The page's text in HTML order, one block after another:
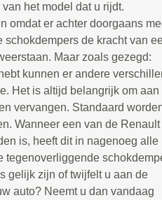
het model dat u rijdt.
omdat er achter doorgaans
schokdempers de kracht van
Maar zoals gezegd:
kunnen er andere
Het is altijd belangrijk om aan
vervangen. Standaard
Wanneer een van de Renault
is, heeft dit in nagenoeg alle
gelijk zijn of twijfelt u aan de
auto? Neemt u dan vandaag